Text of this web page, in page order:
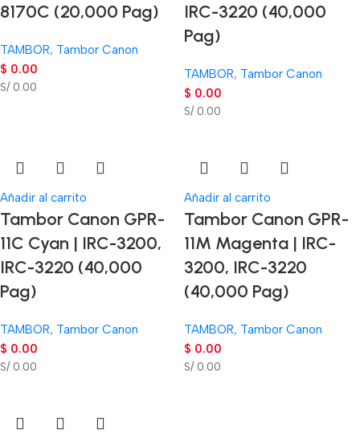
8170C (20,000 Pag)
TAMBOR, Tambor Canon
$ 0.00
S/ 0.00
IRC-3220 (40,000
Pag)
TAMBOR, Tambor Canon
$ 0.00
S/ 0.00
Añadir al carrito
Tambor Canon GPR-
11C Cyan | IRC-3200,
IRC-3220 (40,000
Pag)
TAMBOR, Tambor Canon
$ 0.00
S/ 0.00
Añadir al carrito
Tambor Canon GPR-
11M Magenta | IRC-
3200, IRC-3220
(40,000 Pag)
TAMBOR, Tambor Canon
$ 0.00
S/ 0.00